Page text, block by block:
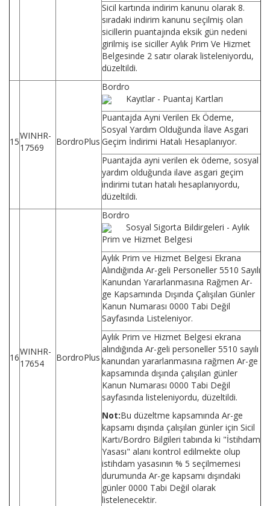
Sicil kartında indirim kanunu olarak 8.
sıradaki indirim kanunu seçilmiş olan
sicillerin puantajında eksik gün nedeni
girilmiş ise siciller Aylık Prim Ve Hizmet
Belgesinde 2 satır olarak listeleniyordu,
düzeltildi.
15
WINHR-
17569
BordroPlus
Bordro
Kayıtlar - Puantaj Kartları
Puantajda Ayni Verilen Ek Ödeme,
Sosyal Yardım Olduğunda İlave Asgari
Geçim İndirimi Hatalı Hesaplanıyor.
Puantajda ayni verilen ek ödeme, sosyal
yardım olduğunda ilave asgari geçim
indirimi tutarı hatalı hesaplanıyordu,
düzeltildi.
16
WINHR-
17654
BordroPlus
Bordro
Sosyal Sigorta Bildirgeleri - Aylık
Prim ve Hizmet Belgesi
Aylık Prim ve Hizmet Belgesi Ekrana
Alındığında Ar-geli Personeller 5510 Sayılı
Kanundan Yararlanmasına Rağmen Ar-
ge Kapsamında Dışında Çalışılan Günler
Kanun Numarası 0000 Tabi Değil
Sayfasında Listeleniyor.
Aylık Prim ve Hizmet Belgesi ekrana
alındığında Ar-geli personeller 5510 sayılı
kanundan yararlanmasına rağmen Ar-ge
kapsamında dışında çalışılan günler
Kanun Numarası 0000 Tabi Değil
sayfasında listeleniyordu, düzeltildi.
Not:Bu düzeltme kapsamında Ar-ge
kapsamı dışında çalışılan günler için Sicil
Kartı/Bordro Bilgileri tabında ki "İstihdam
Yasası" alanı kontrol edilmekte olup
istihdam yasasının % 5 seçilmemesi
durumunda Ar-ge kapsamı dışındaki
günler 0000 Tabi Değil olarak
listelenecektir.